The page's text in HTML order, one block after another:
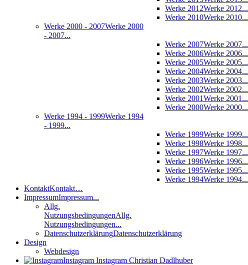
Werke 2012Werke 2012...
Werke 2010Werke 2010...
Werke 2000 - 2007Werke 2000
- 2007...
Werke 2007Werke 2007...
Werke 2006Werke 2006...
Werke 2005Werke 2005...
Werke 2004Werke 2004...
Werke 2003Werke 2003...
Werke 2002Werke 2002...
Werke 2001Werke 2001...
Werke 2000Werke 2000...
Werke 1994 - 1999Werke 1994
- 1999...
Werke 1999Werke 1999...
Werke 1998Werke 1998...
Werke 1997Werke 1997...
Werke 1996Werke 1996...
Werke 1995Werke 1995...
Werke 1994Werke 1994...
KontaktKontakt…
ImpressumImpressum...
Allg.
NutzungsbedingungenAllg.
Nutzungsbedingungen...
DatenschutzerklärungDatenschutzerklärung
Design
Webdesign
Instagram Instagram Christian Dadlhuber